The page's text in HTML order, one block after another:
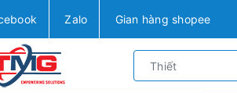
Zalo Gian hàng shopee